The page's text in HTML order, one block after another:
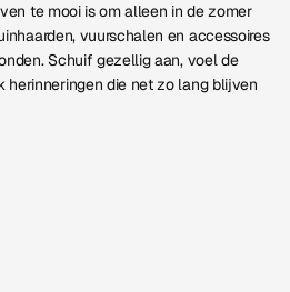
te mooi is om alleen in de zomer
vuurschalen en accessoires
Schuif gezellig aan, voel de
herinneringen die net zo lang blijven